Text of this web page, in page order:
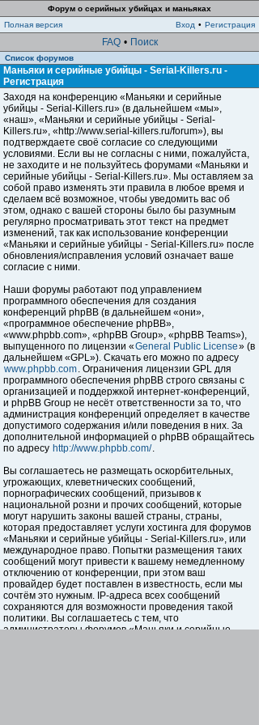
Форум о серийных убийцах и маньяках
Полная версия
Вход • Регистрация
FAQ • Поиск
Список форумов
Маньяки и серийные убийцы - Serial-Killers.ru -
Регистрация
Заходя на конференцию «Маньяки и серийные
убийцы - Serial-Killers.ru» (в дальнейшем «мы»,
«наш», «Маньяки и серийные убийцы - Serial-
Killers.ru», «http://www.serial-killers.ru/forum»), вы
подтверждаете своё согласие со следующими
условиями. Если вы не согласны с ними, пожалуйста,
не заходите и не пользуйтесь форумами «Маньяки и
серийные убийцы - Serial-Killers.ru». Мы оставляем за
собой право изменять эти правила в любое время и
сделаем всё возможное, чтобы уведомить вас об
этом, однако с вашей стороны было бы разумным
регулярно просматривать этот текст на предмет
изменений, так как использование конференции
«Маньяки и серийные убийцы - Serial-Killers.ru» после
обновления/исправления условий означает ваше
согласие с ними.
Наши форумы работают под управлением
программного обеспечения для создания
конференций phpBB (в дальнейшем «они»,
«программное обеспечение phpBB»,
«www.phpbb.com», «phpBB Group», «phpBB Teams»),
выпущенного по лицензии «General Public License» (в
дальнейшем «GPL»). Скачать его можно по адресу
www.phpbb.com. Ограничения лицензии GPL для
программного обеспечения phpBB строго связаны с
организацией и поддержкой интернет-конференций,
и phpBB Group не несёт ответственности за то, что
администрация конференций определяет в качестве
допустимого содержания и/или поведения в них. За
дополнительной информацией о phpBB обращайтесь
по адресу http://www.phpbb.com/.
Вы соглашаетесь не размещать оскорбительных,
угрожающих, клеветнических сообщений,
порнографических сообщений, призывов к
национальной розни и прочих сообщений, которые
могут нарушить законы вашей страны, страны,
которая предоставляет услуги хостинга для форумов
«Маньяки и серийные убийцы - Serial-Killers.ru», или
международное право. Попытки размещения таких
сообщений могут привести к вашему немедленному
отключению от конференции, при этом ваш
провайдер будет поставлен в известность, если мы
сочтём это нужным. IP-адреса всех сообщений
сохраняются для возможности проведения такой
политики. Вы соглашаетесь с тем, что
администраторы форумов «Маньяки и серийные